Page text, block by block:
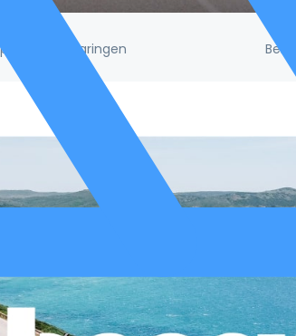
132.395 ervaringen